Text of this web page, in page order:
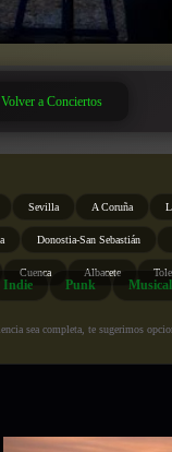
Volver a Conciertos
Sevilla A Coruña
Donostia-San Sebastián
Cuenca Albacete
Indie Punk
sea completa, te sugerimos